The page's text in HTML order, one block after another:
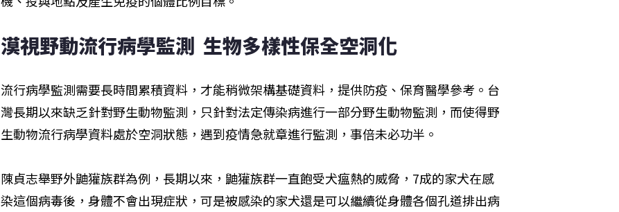
漠視野動流行病學監測  生物多樣性保全空洞化
流行病學監測需要長時間累積資料，才能稍微架構基礎資料，提供防疫、保育醫學參考。台
灣長期以來缺乏針對野生動物監測，只針對法定傳染病進行一部分野生動物監測，而使得野
生動物流行病學資料處於空洞狀態，遇到疫情急就章進行監測，事倍未必功半。
陳貞志舉野外鼬獾族群為例，長期以來，鼬獾族群一直飽受犬瘟熱的威脅，7成的家犬在感
染這個病毒後，身體不會出現症狀，可是被感染的家犬還是可以繼續從身體各個孔道排出病